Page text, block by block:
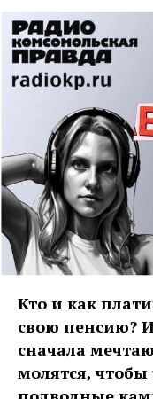
Кто и как
свою пенсию?
сначала
молятся, чтобы